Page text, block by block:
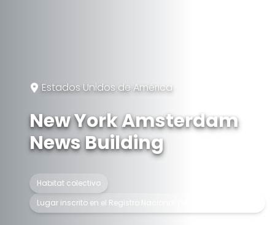
Estados Unidos de América
New York Amsterdam
News Building
Habitat colectivo
Lugar inscrito en el Registro Nacional de Lugares Históricos